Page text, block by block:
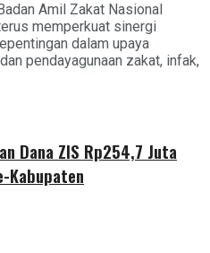
Amil Zakat Nasional
memperkuat sinergi
dalam upaya
pendayagunaan zakat, infak,
Dana ZIS Rp254,7 Juta
Kabupaten